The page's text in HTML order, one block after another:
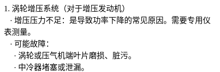
1. 涡轮增压系统（对于增压发动机）
· 增压压力不足：是导致功率下降的常见原因。需要专用仪
表测量。
· 可能故障：
· 涡轮或压气机端叶片磨损、脏污。
· 中冷器堵塞或泄漏。